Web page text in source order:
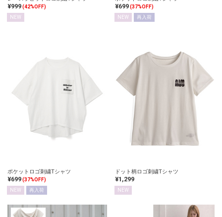
¥999(42%OFF)
NEW
¥699(37%OFF)
NEW
再入荷
ポケットロゴ刺繍Tシャツ
¥699(37%OFF)
NEW
再入荷
ドット柄ロゴ刺繍Tシャツ
¥1,299
NEW